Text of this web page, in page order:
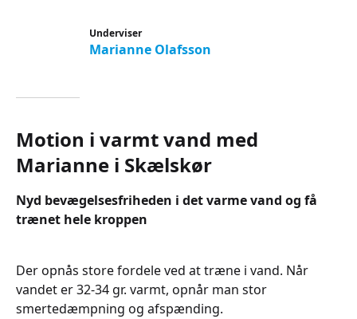
Underviser
Marianne Olafsson
Motion i varmt vand med
Marianne i Skælskør
Nyd bevægelsesfriheden i det varme vand og få
trænet hele kroppen
Der opnås store fordele ved at træne i vand. Når
vandet er 32-34 gr. varmt, opnår man stor
smertedæmpning og afspænding.